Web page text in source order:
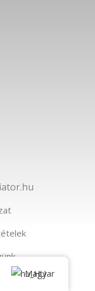
Magyar